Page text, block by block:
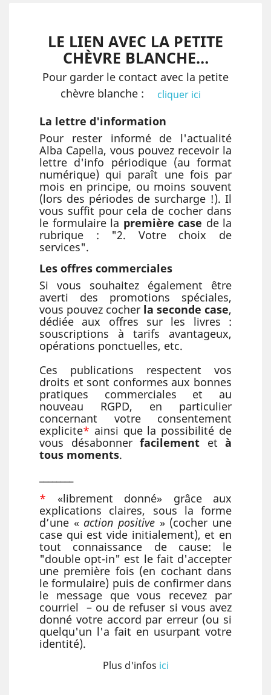
LE LIEN AVEC LA PETITE
CHÈVRE BLANCHE…
Pour garder le contact avec la petite
chèvre blanche :
cliquer ici
La lettre d'information
Pour rester informé de l'actualité
Alba Capella, vous pouvez recevoir la
lettre d'info périodique (au format
numérique) qui paraît une fois par
mois en principe, ou moins souvent
(lors des périodes de surcharge !). Il
vous suffit pour cela de cocher dans
le formulaire la première case de la
rubrique : "2. Votre choix de
services".
Les offres commerciales
Si vous souhaitez également être
averti des promotions spéciales,
vous pouvez cocher la seconde case,
dédiée aux offres sur les livres :
souscriptions à tarifs avantageux,
opérations ponctuelles, etc.
Ces publications respectent vos
droits et sont conformes aux bonnes
pratiques commerciales et au
nouveau RGPD, en particulier
concernant votre consentement
explicite* ainsi que la possibilité de
vous désabonnerfacilement et à
tous moments.
* «librement donné» grâce aux
explications claires, sous la forme
d’une «action positive » (cocher une
case qui est vide initialement), et en
tout connaissance de cause: le
"double opt-in" est le fait d'accepter
une première fois (en cochant dans
le formulaire) puis de confirmer dans
le message que vous recevez par
courriel – ou de refuser si vous avez
donné votre accord par erreur (ou si
quelqu'un l'a fait en usurpant votre
identité).
Plus d'infos ici